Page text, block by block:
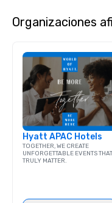
Organizaciones
Hyatt APAC Hotels
TOGETHER, WE CREATE
UNFORGETTABLE EVENTS THAT
TRULY MATTER.